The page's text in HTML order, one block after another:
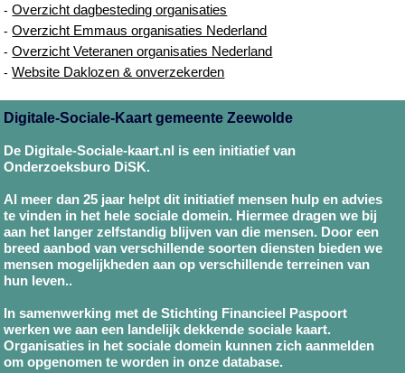
-Overzicht dagbesteding organisaties
-Overzicht Emmaus organisaties Nederland
-Overzicht Veteranen organisaties Nederland
-Website Daklozen & onverzekerden
Digitale-Sociale-Kaart gemeente Zeewolde
De Digitale-Sociale-kaart.nl is een initiatief van
Onderzoeksburo DiSK.
Al meer dan 25 jaar helpt dit initiatief mensen hulp en advies
te vinden in het hele sociale domein. Hiermee dragen we bij
aan het langer zelfstandig blijven van die mensen. Door een
breed aanbod van verschillende soorten diensten bieden we
mensen mogelijkheden aan op verschillende terreinen van
hun leven..
In samenwerking met de Stichting Financieel Paspoort
werken we aan een landelijk dekkende sociale kaart.
Organisaties in het sociale domein kunnen zich aanmelden
om opgenomen te worden in onze database.